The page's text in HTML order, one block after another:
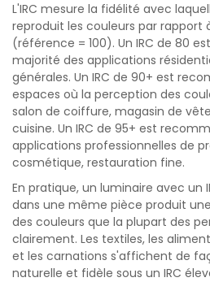
L'IRC mesure la fidélité avec
reproduit les couleurs par rapport
(référence = 100). Un IRC de 80
majorité des applications
générales. Un IRC de 90+ est
espaces où la perception des
salon de coiffure, magasin de
cuisine. Un IRC de 95+ est
applications professionnelles de
cosmétique, restauration fine.
En pratique, un luminaire avec un
dans une même pièce produit
des couleurs que la plupart des
clairement. Les textiles, les
et les carnations s'affichent de
naturelle et fidèle sous un IRC